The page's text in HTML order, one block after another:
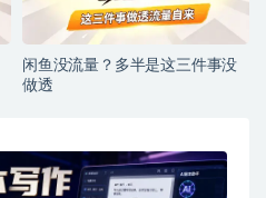
闲鱼没流量？多半是这三件事没
做透